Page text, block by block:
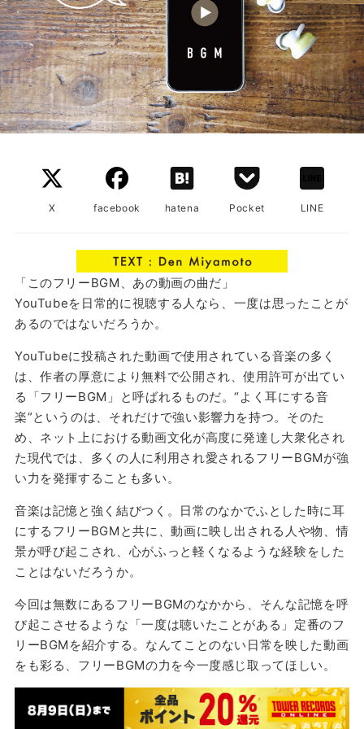
X facebook hatena Pocket LINE
「このフリーBGM、あの動画の曲だ」
YouTubeを日常的に視聴する人なら、一度は思ったことが
あるのではないだろうか。
YouTubeに投稿された動画で使用されている音楽の多く
は、作者の厚意により無料で公開され、使用許可が出てい
る「フリーBGM」と呼ばれるものだ。“よく耳にする音
楽”というのは、それだけで強い影響力を持つ。そのた
め、ネット上における動画文化が高度に発達し大衆化され
た現代では、多くの人に利用され愛されるフリーBGMが強
い力を発揮することも多い。
音楽は記憶と強く結びつく。日常のなかでふとした時に耳
にするフリーBGMと共に、動画に映し出される人や物、情
景が呼び起こされ、心がふっと軽くなるような経験をした
ことはないだろうか。
今回は無数にあるフリーBGMのなかから、そんな記憶を呼
び起こさせるような「一度は聴いたことがある」定番のフ
リーBGMを紹介する。なんてことのない日常を映した動画
をも彩る、フリーBGMの力を今一度感じ取ってほしい。